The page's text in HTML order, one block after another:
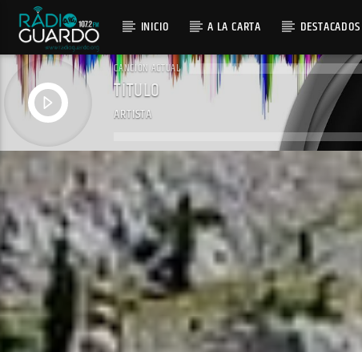
INICIO A LA CARTA DESTACADOS
CANCIÓN ACTUAL
TÍTULO
ARTISTA